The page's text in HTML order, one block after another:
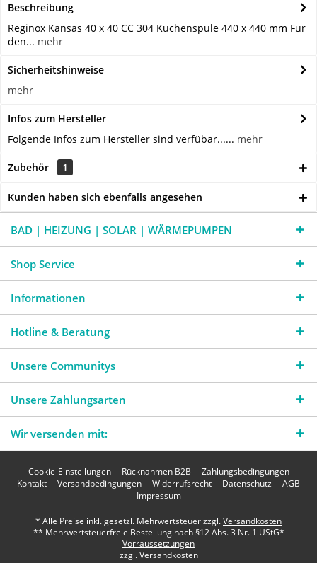
Beschreibung
Reginox Kansas 40 x 40 CC 304 Küchenspüle 440 x 440 mm Für
den... mehr
Sicherheitshinweise
mehr
Infos zum Hersteller
Folgende Infos zum Hersteller sind verfübar...... mehr
Zubehör 1
Kunden haben sich ebenfalls angesehen
BAD | HEIZUNG | SOLAR | WÄRMEPUMPEN
Shop Service
Informationen
Hotline & Beratung
Unsere Communitys
Unsere Zahlungsarten
Wir versenden mit:
Cookie-Einstellungen Rücknahmen B2B
Zahlungsbedingungen
Kontakt
Versandbedingungen Widerrufsrecht Datenschutz
AGB
Impressum
* Alle Preise inkl. gesetzl. Mehrwertsteuer zzgl.Versandkosten
** Mehrwertsteuerfreie Bestellung nach §12 Abs. 3 Nr. 1 UStG*
Vorraussetzungen
zzgl. Versandkosten